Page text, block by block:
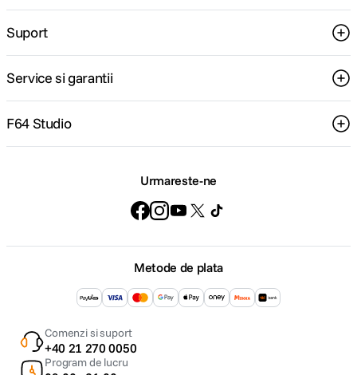
Suport
Service si garantii
F64 Studio
Urmareste-ne
Metode de plata
Comenzi si suport
+40 21 270 0050
Program de lucru